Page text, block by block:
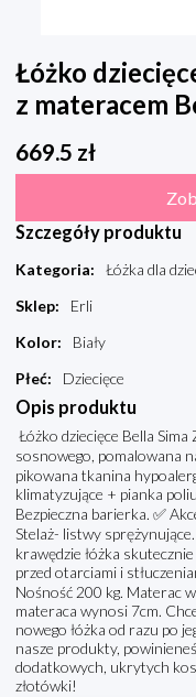
Łóżko
z materacem
669.5 zł
Szczegóły produktu
Kategoria:
Łóżka dla
Sklep:
Erli
Kolor:
Biały
Płeć: Dziecięce
Opis produktu
Łóżko dziecięce Bella
sosnowego, pomalowana
pikowana tkanina
klimatyzujące + pianka
Bezpieczna barierka. ✅
Stelaż- listwy
krawędzie łóżka
przed otarciami i
Nośność 200 kg. Materac
materaca wynosi 7cm.
nowego łóżka od razu po
nasze produkty,
dodatkowych, ukrytych
złotówki!